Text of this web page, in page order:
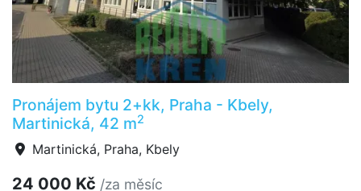
Pronájem bytu 2+kk, Praha - Kbely,
Martinická, 42 m2
Martinická, Praha, Kbely
24 000 Kč /za měsíc